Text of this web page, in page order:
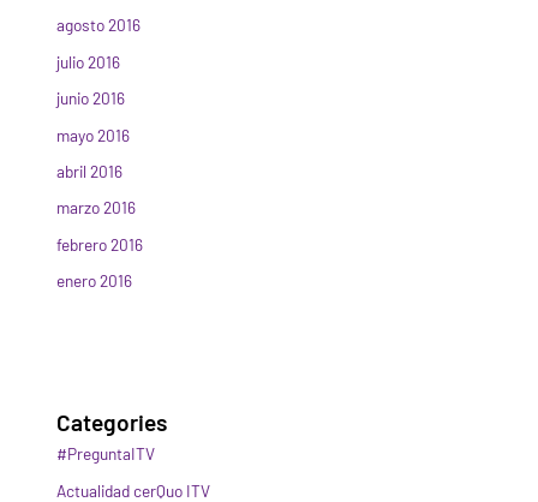
agosto 2016
julio 2016
junio 2016
mayo 2016
abril 2016
marzo 2016
febrero 2016
enero 2016
Categories
#PreguntaITV
Actualidad cerQuo ITV